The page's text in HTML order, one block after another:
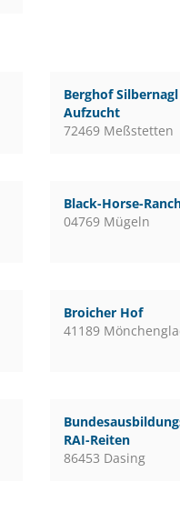
Berghof
Aufzucht
72469 Meßstetten
Black-Horse-
04769 Mügeln
Broicher Hof
41189
RAI-Reiten
86453 Dasing